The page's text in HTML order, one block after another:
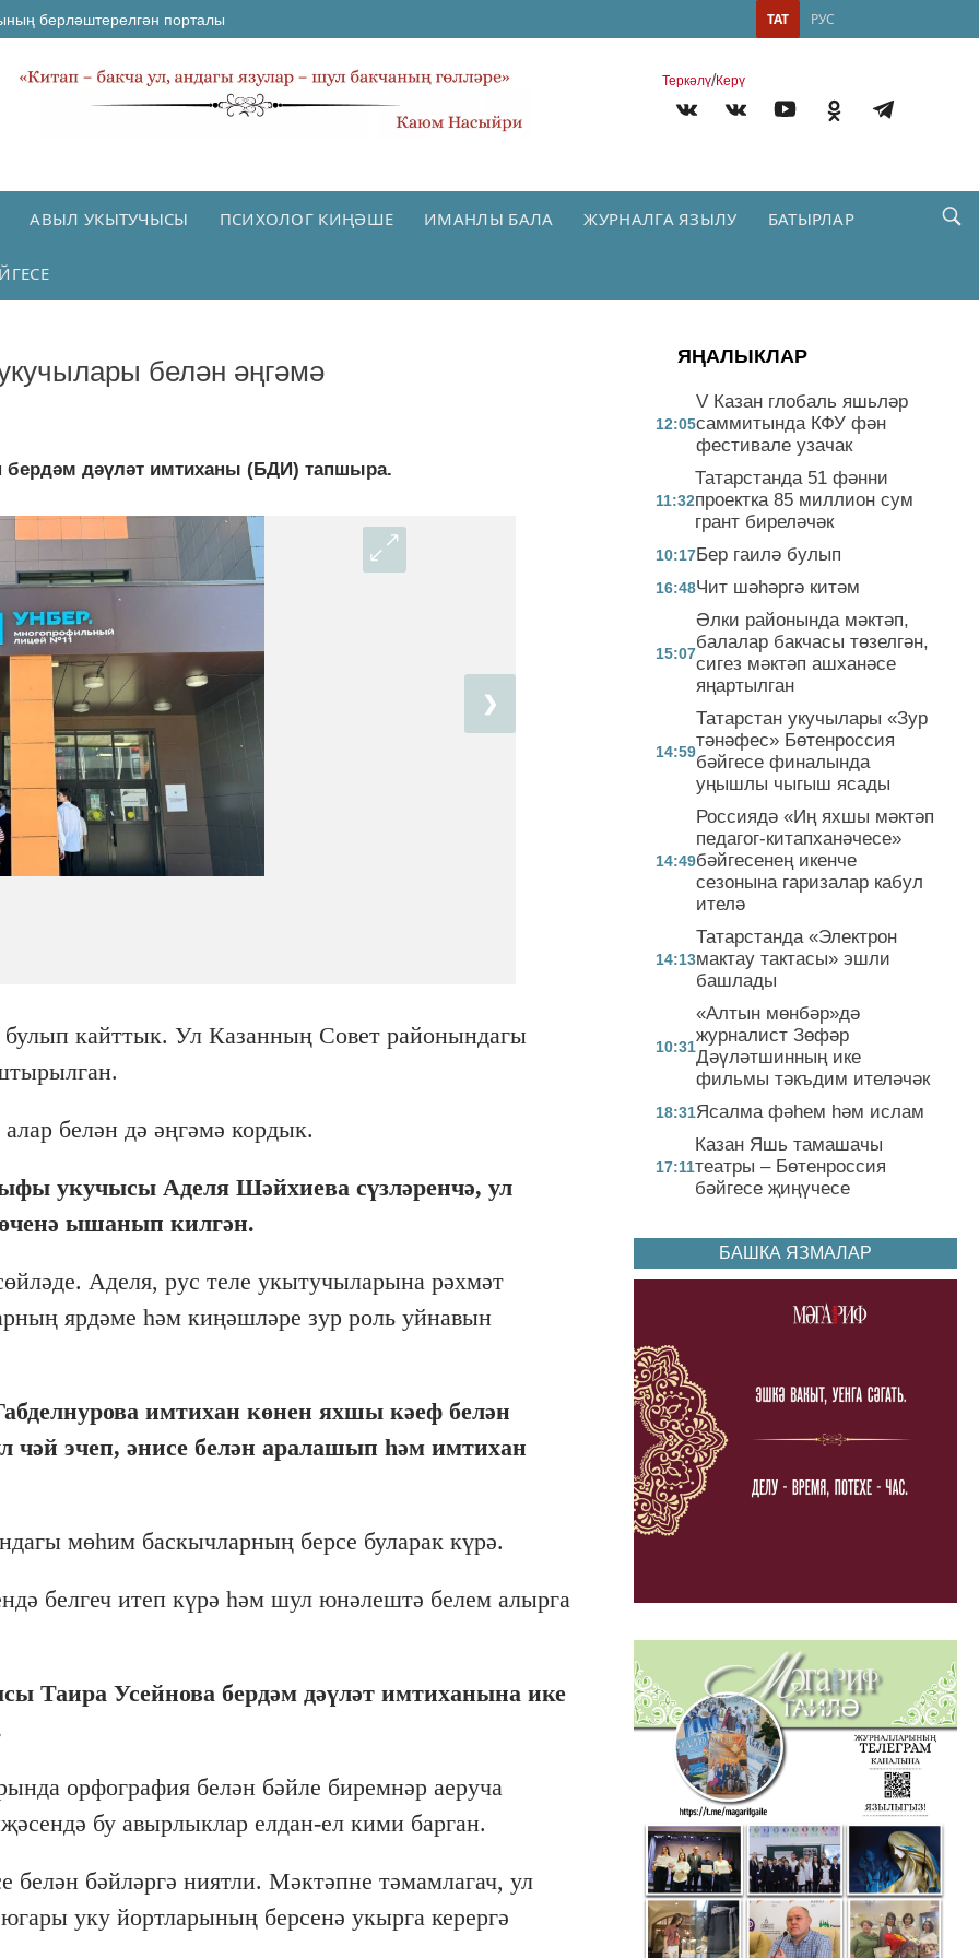
берләштерелгән порталы РУС
ТАТ
Теркəлү/Керү
АВЫЛ УКЫТУЧЫСЫ ПСИХОЛОГ КИҢӘШЕ ИМАНЛЫ БАЛА ЖУРНАЛГА ЯЗЫЛУ БАТЫРЛАР
белән әңгәмә
дәүләт имтиханы (БДИ) тапшыра.
❯
кайттык. Ул Казанның Совет районындагы
белән дә әңгәмә кордык.
укучысы Аделя Шәйхиева сүзләренчә, ул
ышанып килгән.
Аделя, рус теле укытучыларына рәхмәт
ярдәме һәм киңәшләре зур роль уйнавын
имтихан көнен яхшы кәеф белән
чәй эчеп, әнисе белән аралашып һәм имтихан
мөһим баскычларның берсе буларак күрә.
белгеч итеп күрә һәм шул юнәлештә белем алырга
Таира Усейнова бердәм дәүләт имтиханына ике
орфография белән бәйле биремнәр аеруча
бу авырлыклар елдан-ел кими барган.
бәйләргә ниятли. Мәктәпне тәмамлагач, ул
уку йортларының берсенә укырга керергә
ЯҢАЛЫКЛАР
12:05
V Казан глобаль яшьләр
саммитында КФУ фән
фестивале узачак
11:32
Татарстанда 51 фәнни
проектка 85 миллион сум
грант биреләчәк
10:17Бер гаилә булып
16:48Чит шәһәргә китәм
15:07
Әлки районында мәктәп,
балалар бакчасы төзелгән,
сигез мәктәп ашханәсе
яңартылган
14:59
Татарстан укучылары «Зур
тәнәфес» Бөтенроссия
бәйгесе финалында
уңышлы чыгыш ясады
14:49
Россиядә «Иң яхшы мәктәп
педагог-китапханәчесе»
бәйгесенең икенче
сезонына гаризалар кабул
ителә
14:13
Татарстанда «Электрон
мактау тактасы» эшли
башлады
10:31
«Алтын мөнбәр»дә
журналист Зөфәр
Дәүләтшинның ике
фильмы тәкъдим ителәчәк
18:31Ясалма фәһем һәм ислам
17:11
Казан Яшь тамашачы
театры – Бөтенроссия
бәйгесе җиңүчесе
БАШКА ЯЗМАЛАР